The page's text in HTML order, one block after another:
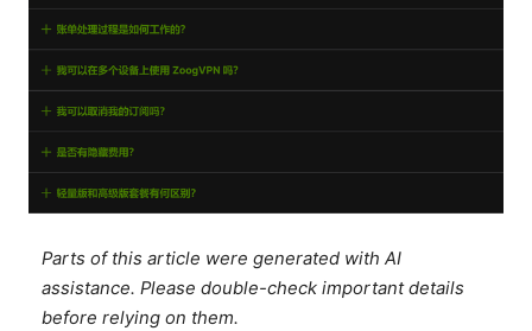
Parts of this article were generated with AI
assistance. Please double-check important details
before relying on them.